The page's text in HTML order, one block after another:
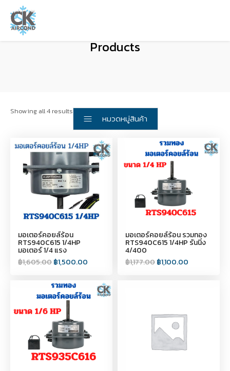
Products
Showing all 4 results
หมวดหมู่สินค้า
มอเตอร์คอยล์ร้อน
RTS940C615 1/4HP
มอเตอร์ 1/4 แรง
฿1,605.00฿1,500.00
มอเตอร์คอยล์ร้อน รวมทอง
RTS940C615 1/4HP รันนิ่ง
4/400
฿1,177.00฿1,100.00